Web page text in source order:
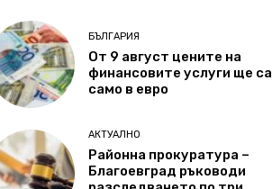
БЪЛГАРИЯ
От 9 август цените на
финансовите услуги ще са
само в евро
АКТУАЛНО
Районна прокуратура –
Благоевград ръководи